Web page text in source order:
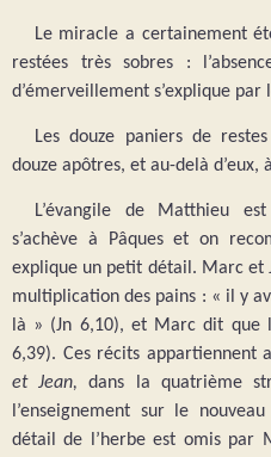
Le miracle a certainement
restées très sobres :
d’émerveillement s’explique
Les douze paniers de
douze apôtres, et au-delà d’eux,
L’évangile de Matthieu
s’achève à Pâques et on
explique un petit détail. Marc et
multiplication des pains : « il y
là » (Jn 6,10), et Marc dit que
6,39). Ces récits appartiennent
et Jean,dans la quatrième
l’enseignement sur le
détail de l’herbe est omis par